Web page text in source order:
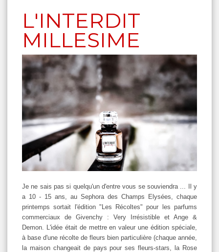
L'INTERDIT
MILLESIME
Je ne sais pas si quelqu'un d'entre vous se souviendra ... Il y
a 10 - 15 ans, au Sephora des Champs Elysées, chaque
printemps sortait l'édition "Les Récoltes" pour les parfums
commerciaux de Givenchy : Very Irrésistible et Ange &
Demon. L'idée était de mettre en valeur une édition spéciale,
à base d'une récolte de fleurs bien particulière (chaque année,
la maison changeait de pays pour ses fleurs-stars, la Rose